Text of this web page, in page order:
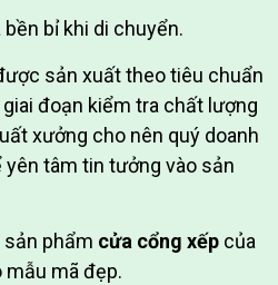
bỉ khi di chuyển.
sản xuất theo tiêu chuẩn
đoạn kiểm tra chất lượng
xưởng cho nên quý doanh
tâm tin tưởng vào sản
sản phẩm cửa cổng xếp của
mã đẹp.